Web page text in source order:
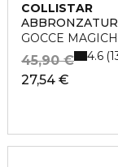
COLLISTAR
GOCCE
27,54 €
45,90 € 4.6